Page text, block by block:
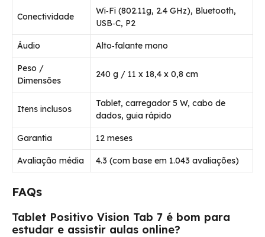
Conectividade
Wi‑Fi (802.11g, 2.4 GHz), Bluetooth,
USB‑C, P2
Áudio Alto‑falante mono
Peso /
Dimensões
240 g / 11 x 18,4 x 0,8 cm
Itens inclusos
Tablet, carregador 5 W, cabo de
dados, guia rápido
Garantia 12 meses
Avaliação média 4.3 (com base em 1.043 avaliações)
FAQs
Tablet Positivo Vision Tab 7 é bom para
estudar e assistir aulas online?